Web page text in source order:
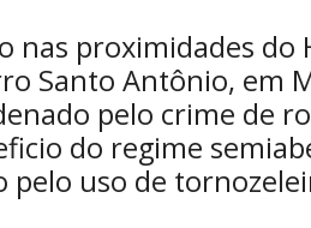
nas proximidades do
Santo Antônio, em
pelo crime de
do regime
uso de